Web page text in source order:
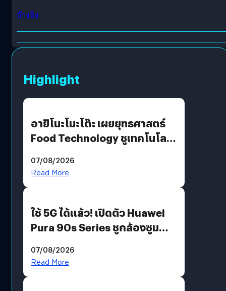
อ้างอิง
Highlight
อายิโนะโมะโต๊ะ เผยยุทธศาสตร์
Food Technology ชูเทคโนโลยี
บริโภคและ B2B
07/08/2026
Read More
ใช้ 5G ได้แล้ว! เปิดตัว Huawei
Pura 90s Series ชูกล้องซูม
07/08/2026
Read More